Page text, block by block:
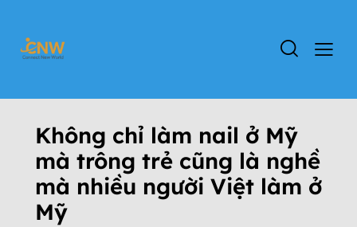
Không chỉ làm nail ở Mỹ
mà trông trẻ cũng là nghề
mà nhiều người Việt làm ở
Mỹ